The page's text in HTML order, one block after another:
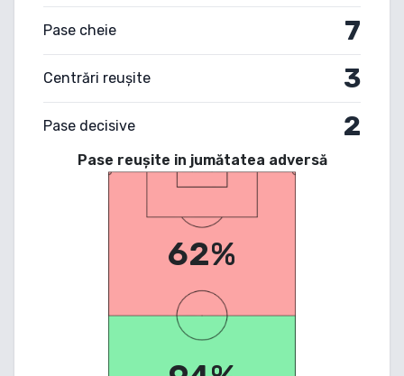
Pase cheie 7
Centrări reușite 3
Pase decisive 2
Pase reușite in jumătatea adversă
62%